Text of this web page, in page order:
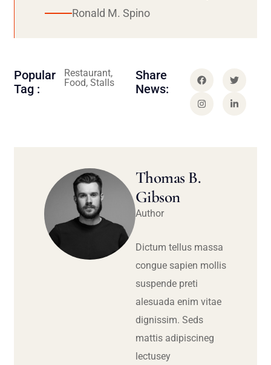
Ronald M. Spino
Popular
Tag :
Restaurant,
Food, Stalls
Share
News:
Thomas B.
Gibson
Author
Dictum tellus massa
congue sapien mollis
suspende preti
alesuada enim vitae
dignissim. Seds
mattis adipiscineg
lectusey